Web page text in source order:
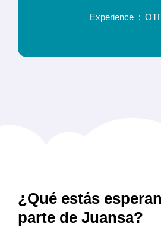
Experience
¿Qué estás
parte de Juansa?